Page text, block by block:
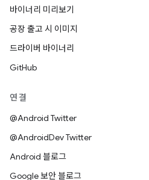
바이너리 미리보기
공장 출고 시 이미지
드라이버 바이너리
GitHub
연결
@Android Twitter
@AndroidDev Twitter
Android 블로그
Google 보안 블로그